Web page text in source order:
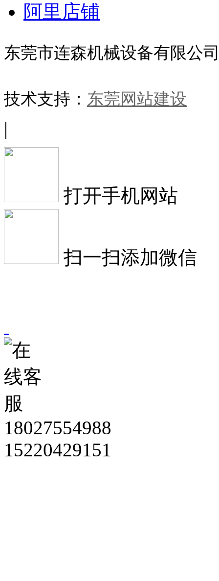
阿里店铺
东莞市连森机械设备有限公
技术支持： 东莞网站建设
|
打开手机网站
扫一扫添加微信
18027554988
15220429151